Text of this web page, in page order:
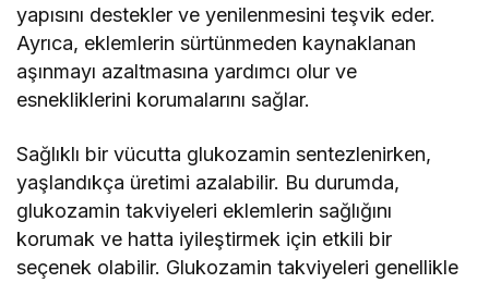
yapısını destekler ve yenilenmesini teşvik eder.
Ayrıca, eklemlerin sürtünmeden kaynaklanan
aşınmayı azaltmasına yardımcı olur ve
esnekliklerini korumalarını sağlar.
Sağlıklı bir vücutta glukozamin sentezlenirken,
yaşlandıkça üretimi azalabilir. Bu durumda,
glukozamin takviyeleri eklemlerin sağlığını
korumak ve hatta iyileştirmek için etkili bir
seçenek olabilir. Glukozamin takviyeleri genellikle